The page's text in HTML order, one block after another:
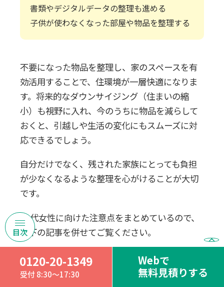
0120-20-1349
受付 8:30～17:30
Webで
無料見積りする
書類やデジタルデータの整理も進める
子供が使わなくなった部屋や物品を整理する
不要になった物品を整理し、家のスペースを有
効活用することで、住環境が一層快適になりま
す。将来的なダウンサイジング（住まいの縮
小）も視野に入れ、今のうちに物品を減らして
おくと、引越しや生活の変化にもスムーズに対
応できるでしょう。
自分だけでなく、残された家族にとっても負担
が少なくなるような整理を心がけることが大切
です。
50代女性に向けた注意点をまとめているので、
以下の記事を併せてご覧ください。
関連記事